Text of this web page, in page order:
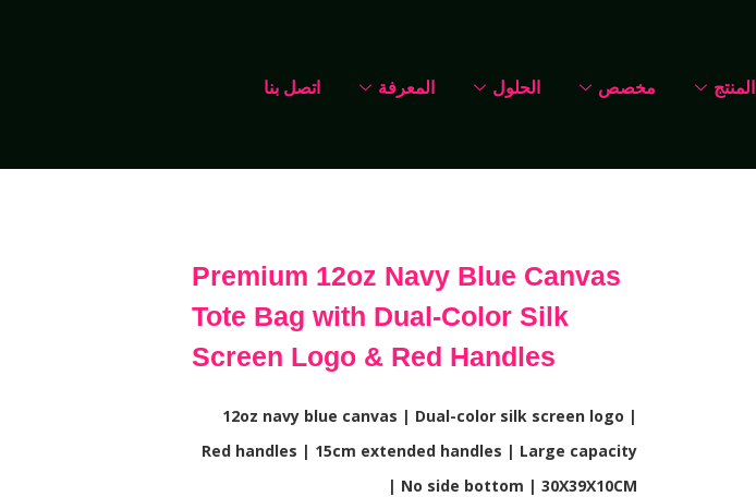
المنتج مخصص الحلول المعرفة اتصل بنا
Premium 12oz Navy Blue Canvas
Tote Bag with Dual-Color Silk
Screen Logo & Red Handles
12oz navy blue canvas | Dual-color silk screen logo |
Red handles | 15cm extended handles | Large capacity
| No side bottom | 30X39X10CM